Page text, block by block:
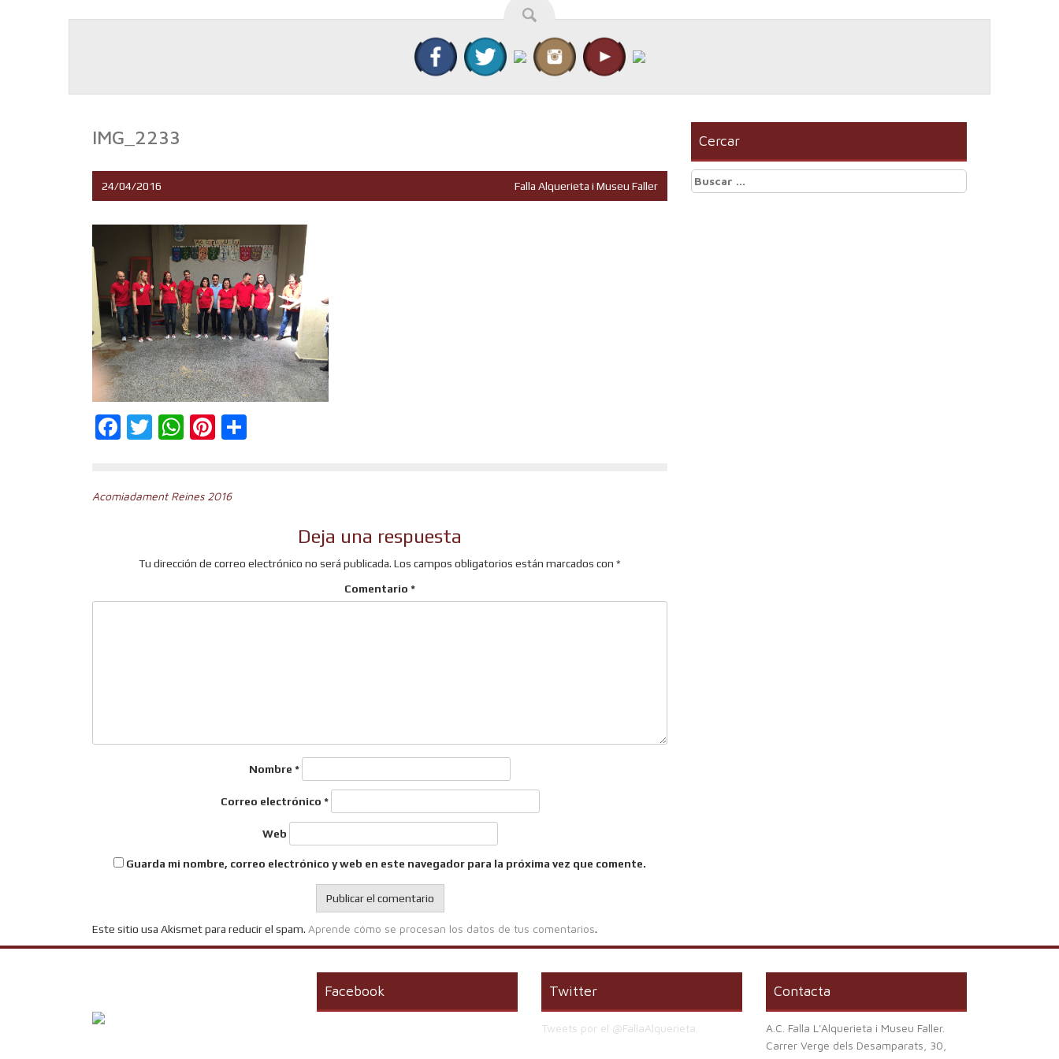
IMG_2233
24/04/2016 Falla Alquerieta i Museu Faller
Facebook
Twitter
WhatsApp
Pinterest
Navegación
Acomiadament Reines 2016
Deja una respuesta
Tu dirección de correo electrónico no será publicada. Los campos obligatorios están marcados con *
Comentario *
Nombre *
Correo electrónico *
Web
Guarda mi nombre, correo electrónico y web en este navegador para la próxima vez que comente.
Este sitio usa Akismet para reducir el spam. Aprende cómo se procesan los datos de tus comentarios.
Cercar
Buscar:
Facebook Twitter
Tweets por el @FallaAlquerieta.
Contacta
A.C. Falla L'Alquerieta i Museu Faller.
Carrer Verge dels Desamparats, 30,